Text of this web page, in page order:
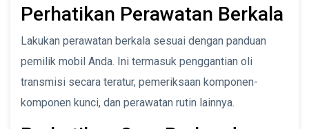
Perhatikan Perawatan Berkala
Lakukan perawatan berkala sesuai dengan panduan
pemilik mobil Anda. Ini termasuk penggantian oli
transmisi secara teratur, pemeriksaan komponen-
komponen kunci, dan perawatan rutin lainnya.